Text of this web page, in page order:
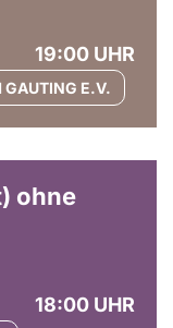
19:00 UHR
GAUTING E.V.
ohne
18:00 UHR